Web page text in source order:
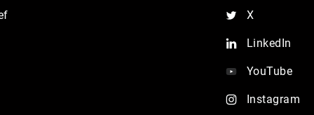
X
LinkedIn
YouTube
Instagram